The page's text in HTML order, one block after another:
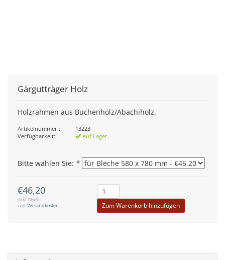
Gärgutträger Holz
Holzrahmen aus Buchenholz/Abachiholz.
Artikelnummer::
13223
Verfügbarkeit:
Auf Lager
Bitte wählen Sie: *
€46,20
exkl. MwSt.
zzgl.Versandkosten Zum Warenkorb hinzufügen